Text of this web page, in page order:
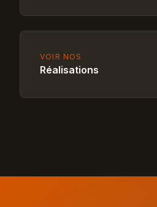
VOIR NOS
Réalisations